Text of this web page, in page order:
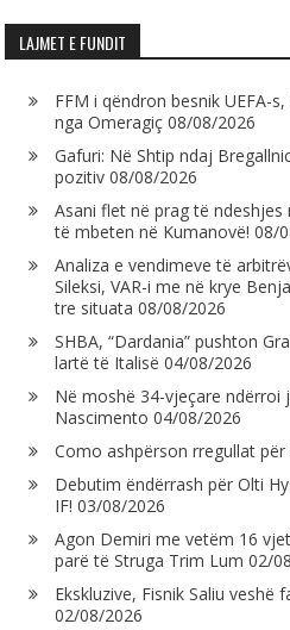
LAJMET E FUNDIT
FFM i qëndron besnik UEFA-
nga Omeragiç 08/08/2026
Gafuri: Në Shtip ndaj
pozitiv 08/08/2026
Asani flet në prag të
të mbeten në Kumanovë! 08/
Analiza e vendimeve të
Sileksi, VAR-i me në krye
tre situata 08/08/2026
SHBA, “Dardania” pushton
lartë të Italisë 04/08/2026
Në moshë 34-vjeçare ndërroi
Nascimento 04/08/2026
Como ashpërson rregullat
Debutim ëndërrash për Olti
IF! 03/08/2026
Agon Demiri me vetëm 16
parë të Struga Trim Lum 02/
Ekskluzive, Fisnik Saliu veshë
02/08/2026